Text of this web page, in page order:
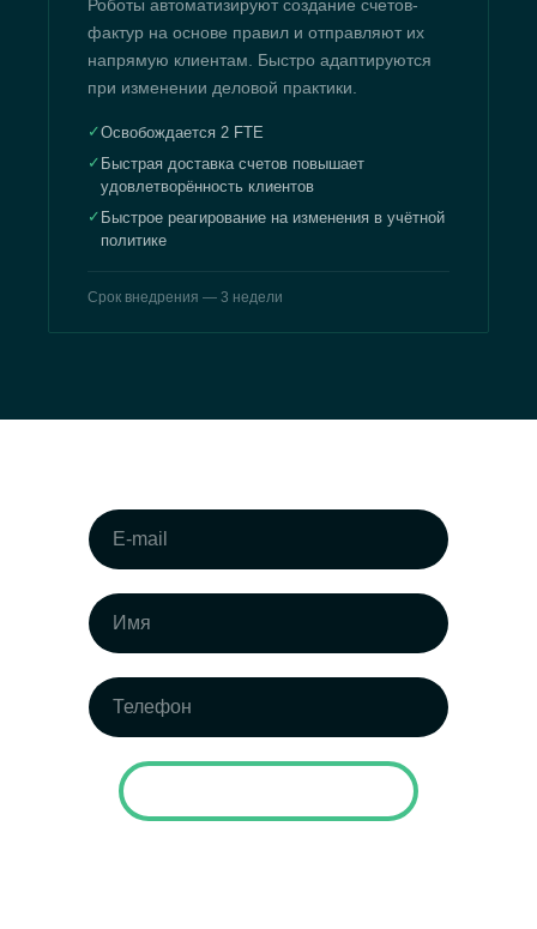
Роботы автоматизируют создание счетов-
фактур на основе правил и отправляют их
напрямую клиентам. Быстро адаптируются
при изменении деловой практики.
✓Освобождается 2 FTE
✓ Быстрая доставка счетов повышает
удовлетворённость клиентов
✓ Быстрое реагирование на изменения в учётной
политике
Срок внедрения — 3 недели